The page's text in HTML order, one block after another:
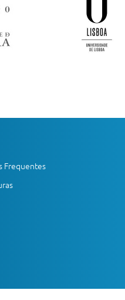
Frequentes